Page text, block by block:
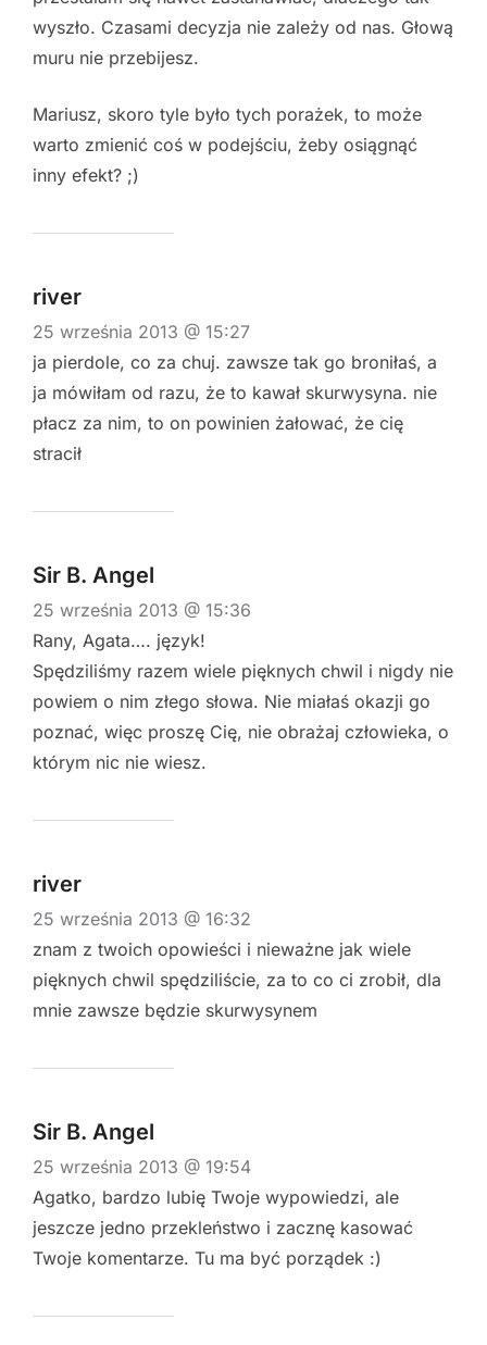
wyszło. Czasami decyzja nie zależy od nas. Głową
muru nie przebijesz.
Mariusz, skoro tyle było tych porażek, to może
warto zmienić coś w podejściu, żeby osiągnąć
inny efekt? ;)
river
25 września 2013 @ 15:27
ja pierdole, co za chuj. zawsze tak go broniłaś, a
ja mówiłam od razu, że to kawał skurwysyna. nie
płacz za nim, to on powinien żałować, że cię
stracił
Sir B. Angel
25 września 2013 @ 15:36
Rany, Agata…. język!
Spędziliśmy razem wiele pięknych chwil i nigdy nie
powiem o nim złego słowa. Nie miałaś okazji go
poznać, więc proszę Cię, nie obrażaj człowieka, o
którym nic nie wiesz.
river
25 września 2013 @ 16:32
znam z twoich opowieści i nieważne jak wiele
pięknych chwil spędziliście, za to co ci zrobił, dla
mnie zawsze będzie skurwysynem
Sir B. Angel
25 września 2013 @ 19:54
Agatko, bardzo lubię Twoje wypowiedzi, ale
jeszcze jedno przekleństwo i zacznę kasować
Twoje komentarze. Tu ma być porządek :)